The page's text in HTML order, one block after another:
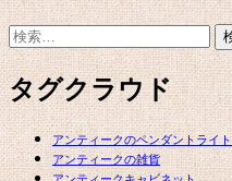
検
索:
タグクラウド
アンティークのペンダントライト
アンティークの雑貨